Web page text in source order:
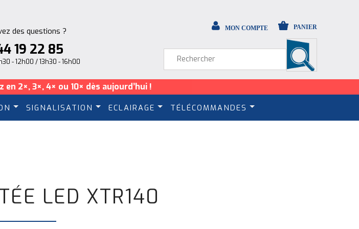
MON COMPTE PANIER
2×, 3×, 4× ou 10× dès aujourd’hui !
SIGNALISATION ECLAIRAGE TÉLÉCOMMANDES
LED XTR140
des questions ?
19 22 85
- 12h00 / 13h30 - 16h00